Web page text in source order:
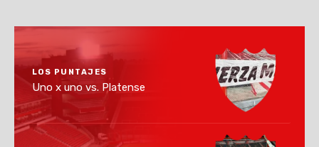
LOS PUNTAJES
Uno x uno vs. Platense